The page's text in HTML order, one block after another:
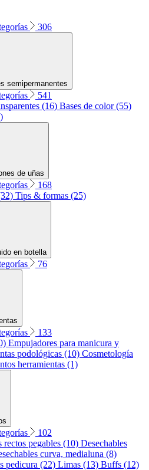
306
semipermanentes
541
(16) Bases de color (55)
de uñas
168
Tips & formas (25)
en botella
76
133
Empujadores para manicura y
podológicas (10) Cosmetología
herramientas (1)
102
rectos pegables (10) Desechables
curva, medialuna (8)
pedicura (22) Limas (13) Buffs (12)